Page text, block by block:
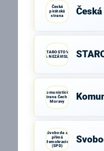
Česká
pirátská
strana
STAROSTOVÉ
A NEZÁVISLÍ
Komunistická
strana Čech a
Moravy
Svoboda a
přímá
demokracie
(SPD)